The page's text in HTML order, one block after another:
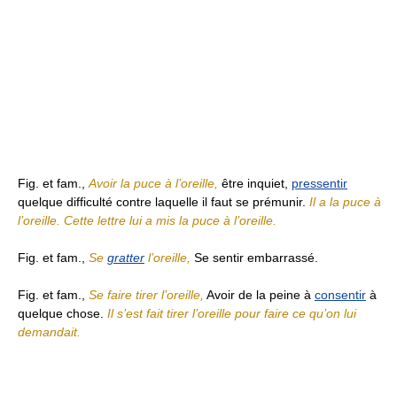
Fig. et fam., Avoir la puce à l’oreille, être inquiet, pressentir
quelque difficulté contre laquelle il faut se prémunir. Il a la puce à
l’oreille. Cette lettre lui a mis la puce à l’oreille.
Fig. et fam., Se gratter l’oreille, Se sentir embarrassé.
Fig. et fam., Se faire tirer l’oreille, Avoir de la peine à consentir à
quelque chose. Il s’est fait tirer l’oreille pour faire ce qu’on lui
demandait.